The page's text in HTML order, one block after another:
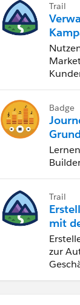
Trail
Badge
Trail
mit
zur